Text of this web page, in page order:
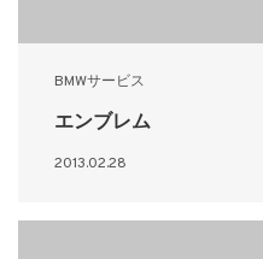
BMWサービス
エンブレム
2013.02.28